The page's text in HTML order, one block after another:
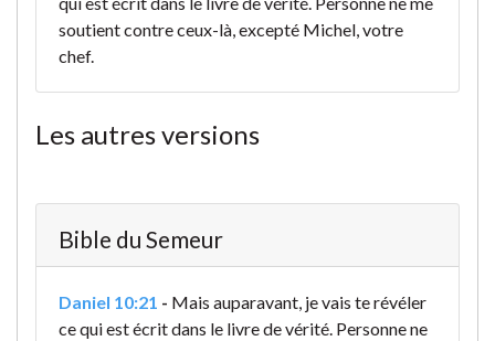
soutient contre ceux-là, excepté Michel, votre
chef.
Les autres versions
Bible du Semeur
Daniel 10:21 - Mais auparavant, je vais te révéler
ce qui est écrit dans le livre de vérité. Personne ne